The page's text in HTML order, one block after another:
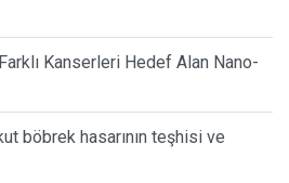
Kanserleri Hedef Alan Nano-
böbrek hasarının teşhisi ve